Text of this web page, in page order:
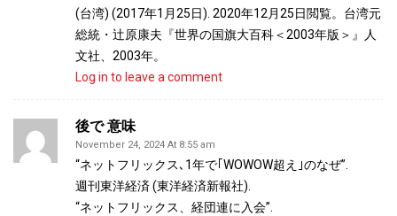
(台湾) (2017年1月25日). 2020年12月25日閲覧。台湾元
総統・辻原康夫『世界の国旗大百科＜2003年版＞』人
文社、2003年。
Log in to leave a comment
後で 意味
November 24, 2024 At 8:55 am
“ネットフリックス､1年で｢WOWOW超え｣のなぜ”.
週刊東洋経済 (東洋経済新報社).
“ネットフリックス、経団連に入会”.